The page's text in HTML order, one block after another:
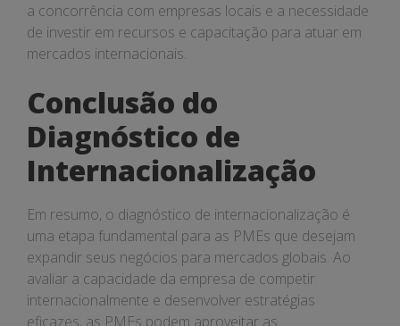
a concorrência com empresas locais e a necessidade
de investir em recursos e capacitação para atuar em
mercados internacionais.
Conclusão do
Diagnóstico de
Internacionalização
Em resumo, o diagnóstico de internacionalização é
uma etapa fundamental para as PMEs que desejam
expandir seus negócios para mercados globais. Ao
avaliar a capacidade da empresa de competir
internacionalmente e desenvolver estratégias
eficazes, as PMEs podem aproveitar as